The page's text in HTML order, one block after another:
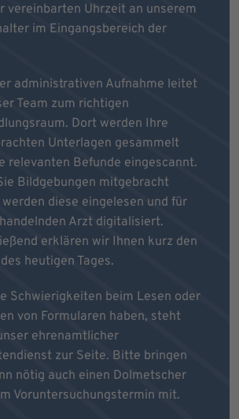
vereinbarten Uhrzeit an unserem
im Eingangsbereich der
administrativen Aufnahme leitet
Team zum richtigen
Dort werden Ihre
Unterlagen gesammelt
relevanten Befunde eingescannt.
Bildgebungen mitgebracht
werden diese eingelesen und für
Arzt digitalisiert.
erklären wir Ihnen kurz den
heutigen Tages.
Schwierigkeiten beim Lesen oder
von Formularen haben, steht
ehrenamtlicher
zur Seite. Bitte bringen
nötig auch einen Dolmetscher
Voruntersuchungstermin mit.